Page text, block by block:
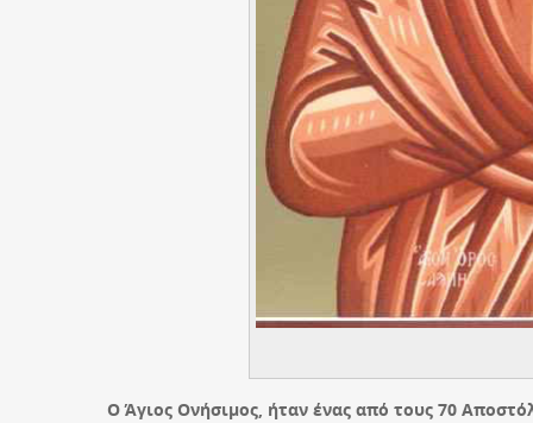
Ο Άγιος Ονήσιμος, ήταν ένας από τους 70